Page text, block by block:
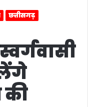
छत्तीसगढ़